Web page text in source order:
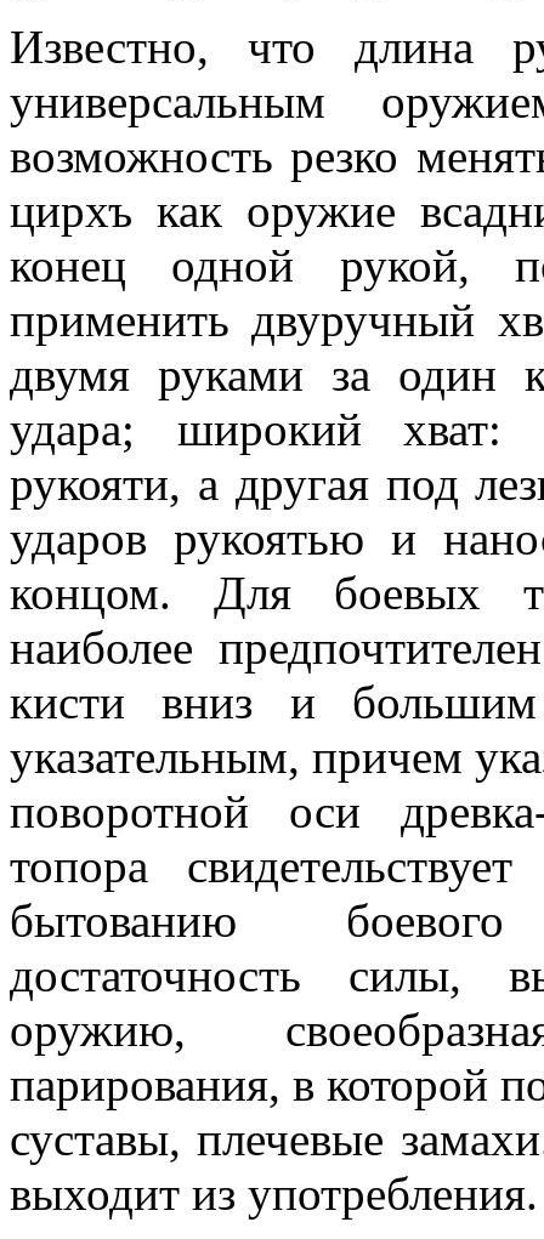
Известно, что длина
универсальным
возможность резко
цирхъ как оружие
конец одной рукой,
применить двуручный
двумя руками за один
удара; широкий хват:
рукояти, а другая под
ударов рукоятью и
концом. Для боевых
наиболее
кисти вниз и
указательным, причем
поворотной оси
топора
бытованию
достаточность силы,
оружию,
парирования, в которой
суставы, плечевые
выходит из употребления.